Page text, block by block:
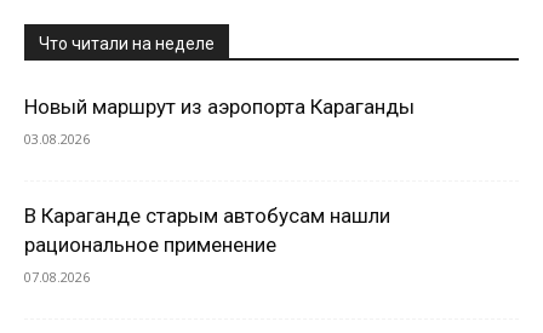
Что читали на неделе
Новый маршрут из аэропорта Караганды
03.08.2026
В Караганде старым автобусам нашли
рациональное применение
07.08.2026